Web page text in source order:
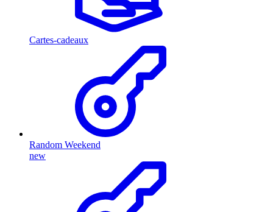
Cartes-cadeaux
Random Weekend
new